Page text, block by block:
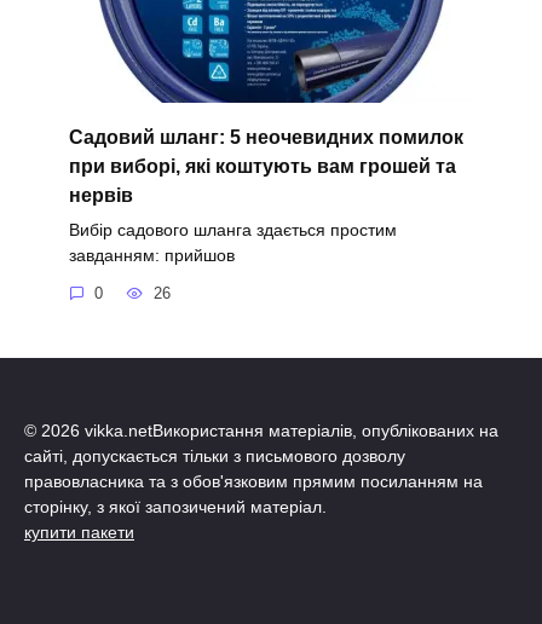
Садовий шланг: 5 неочевидних помилок
при виборі, які коштують вам грошей та
нервів
Вибір садового шланга здається простим
завданням: прийшов
0 26
© 2026 vikka.netВикористання матеріалів, опублікованих на
сайті, допускається тільки з письмового дозволу
правовласника та з обов'язковим прямим посиланням на
сторінку, з якої запозичений матеріал.
купити пакети